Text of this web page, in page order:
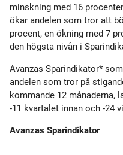
minskning med 16
ökar andelen som tror att
procent, en ökning med 7
den högsta nivån i
Avanzas Sparindikator*
andelen som tror på
kommande 12 månaderna,
-11 kvartalet innan och -24
Avanzas Sparindikator